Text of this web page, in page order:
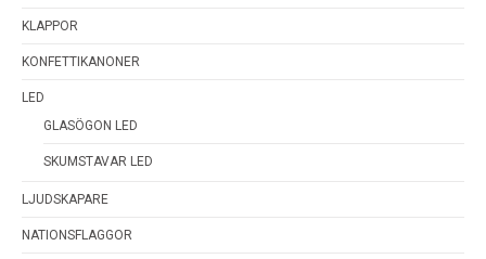
KLAPPOR
KONFETTIKANONER
LED
GLASÖGON LED
SKUMSTAVAR LED
LJUDSKAPARE
NATIONSFLAGGOR